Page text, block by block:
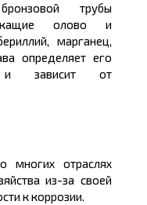
трубы
олово и
марганец,
определяет его
и зависит от
многих отраслях
из-за своей
к коррозии.